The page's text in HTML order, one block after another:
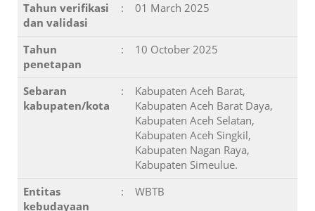
Tahun verifikasi
dan validasi
: 01 March 2025
Tahun
penetapan
: 10 October 2025
Sebaran
kabupaten/kota
:
Kabupaten Aceh Barat,
Kabupaten Aceh Barat Daya,
Kabupaten Aceh Selatan,
Kabupaten Aceh Singkil,
Kabupaten Nagan Raya,
Kabupaten Simeulue.
Entitas
kebudayaan
: WBTB